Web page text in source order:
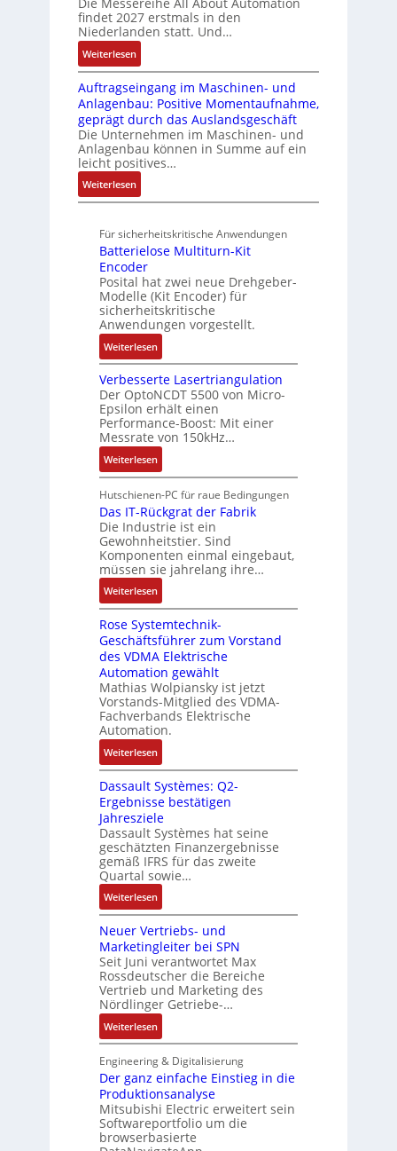
d
s
b
e
r
w
a
u
g
e
m
e
e
i
f
e
g
r
a
d
M
L
3
f
s
i
c
h
e
r
e
E
n
t
w
i
c
k
l
u
n
g
t
e
u
e
r
u
n
g
n
v
o
n
G
V
u
n
d
R
o
o
t
i
k
S
t
r
u
k
t
u
r
s
2
0
3
6
f
e
h
l
e
n
4
,
M
i
l
l
i
o
n
e
n
A
r
b
e
i
t
s
k
r
ä
f
t
e
findet 2027 erstmals in den
Niederlanden statt. Und…
Weiterlesen:
A
l
l
A
b
o
u
t
A
t
o
m
a
t
i
x
p
a
n
d
i
e
r
t
Auftragseingang im Maschinen- und
Anlagenbau: Positive Momentaufnahme,
geprägt durch das Auslandsgeschäft
Die Unternehmen im Maschinen- und
Anlagenbau können in Summe auf ein
leicht positives…
Weiterlesen:
A
f
t
r
a
g
s
e
i
n
g
a
n
g
i
m
s
c
h
i
n
e
n
-
u
n
d
A
n
l
a
g
e
n
b
a
u
:
P
o
s
i
t
i
v
e
M
o
m
e
n
t
a
u
Für sicherheitskritische Anwendungen
Batterielose Multiturn-Kit
Encoder
Posital hat zwei neue Drehgeber-
Modelle (Kit Encoder) für
sicherheitskritische
Anwendungen vorgestellt.
Weiterlesen:
B
a
t
t
e
r
i
e
l
o
s
e
M
u
l
i
t
u
r
n
-
K
i
t
E
n
c
o
d
e
r
Verbesserte Lasertriangulation
Der OptoNCDT 5500 von Micro-
Epsilon erhält einen
Performance-Boost: Mit einer
Messrate von 150kHz…
Weiterlesen:
V
e
r
b
e
s
s
e
r
t
e
L
a
s
e
r
r
i
a
n
g
u
l
a
t
i
o
n
Hutschienen-PC für raue Bedingungen
Das IT-Rückgrat der Fabrik
Die Industrie ist ein
Gewohnheitstier. Sind
Komponenten einmal eingebaut,
müssen sie jahrelang ihre…
Weiterlesen:
D
a
s
I
T
-
R
ü
c
k
g
r
a
t
d
e
r
F
a
b
r
i
k
Rose Systemtechnik-
Geschäftsführer zum Vorstand
des VDMA Elektrische
Automation gewählt
Mathias Wolpiansky ist jetzt
Vorstands-Mitglied des VDMA-
Fachverbands Elektrische
Automation.
Weiterlesen:
R
o
s
e
S
y
s
t
e
m
t
e
c
h
n
k
G
s
c
h
Dassault Systèmes: Q2-
Ergebnisse bestätigen
Jahresziele
Dassault Systèmes hat seine
geschätzten Finanzergebnisse
gemäß IFRS für das zweite
Quartal sowie…
Weiterlesen:
D
a
s
s
a
u
l
t
S
y
s
t
è
m
Neuer Vertriebs- und
Marketingleiter bei SPN
Seit Juni verantwortet Max
Rossdeutscher die Bereiche
Vertrieb und Marketing des
Nördlinger Getriebe-…
Weiterlesen:
N
e
u
e
r
V
e
Engineering & Digitalisierung
Der ganz einfache Einstieg in die
Produktionsanalyse
Mitsubishi Electric erweitert sein
Softwareportfolio um die
browserbasierte